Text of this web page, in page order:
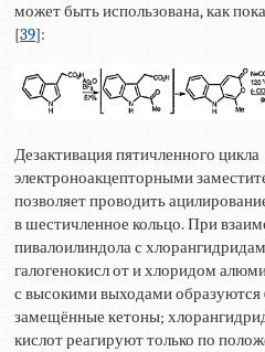
может быть использована, как
[39]:
Дезактивация пятичленного цикла
электроноакцепторными
позволяет проводить
в шестичленное кольцо. При
пивалоилиндола с
галогенокисл от и хлоридом
с высокими выходами образуются
замещённые кетоны;
кислот реагируют только по